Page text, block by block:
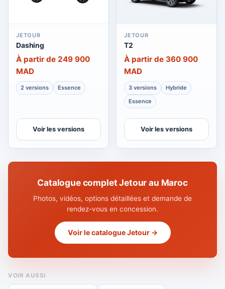
JETOUR
Dashing
À partir de 249 900
MAD
2 versions Essence
Voir les versions
JETOUR
T2
À partir de 360 900
MAD
3 versions
Hybride
Essence
Voir les versions
Catalogue complet Jetour au Maroc
Photos, vidéos, options détaillées et demande de
rendez-vous en concession.
Voir le catalogue Jetour →
VOIR AUSSI